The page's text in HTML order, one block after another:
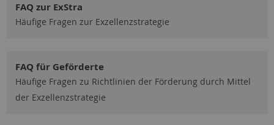
FAQ zur ExStra
Häufige Fragen zur Exzellenzstrategie
FAQ für Geförderte
Häufige Fragen zu Richtlinien der Förderung durch Mittel
der Exzellenzstrategie